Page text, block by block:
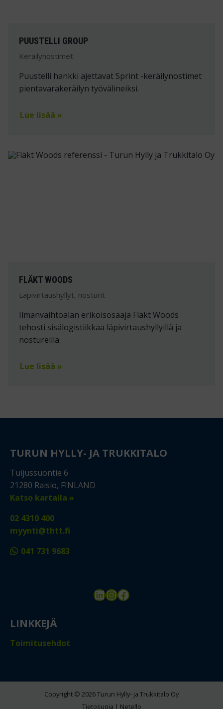
PUUSTELLI GROUP
Keräilynostimet
Puustelli hankki ajettavat Sprint -keräilynostimet
pientavarakeräilyn työvälineiksi.
Lue lisää »
FLÄKT WOODS
Läpivirtaushyllyt, nosturit
Ilmanvaihtoalan erikoisosaaja Fläkt Woods
tehosti sisälogistiikkaa läpivirtaushyllyillä ja
nostureilla.
Lue lisää »
TURUN HYLLY- JA TRUKKITALO
Tuijussuontie 6
21280 Raisio, FINLAND
Katso kartalla »
02 4310 400
myynti@thtt.fi
041 731 9683
LinkedIn
Instagram
Facebook
LINKKEJÄ
Toimitusehdot
Copyright © 2026 Turun Hylly- ja Trukkitalo Oy
Tietosuoja | Netello